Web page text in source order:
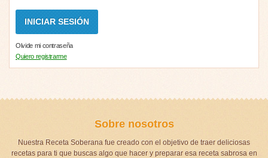
Olvide mi contraseña
Quiero registrarme
Sobre nosotros
Nuestra Receta Soberana fue creado con el objetivo de traer deliciosas
recetas para ti que buscas algo que hacer y preparar esa receta sabrosa en